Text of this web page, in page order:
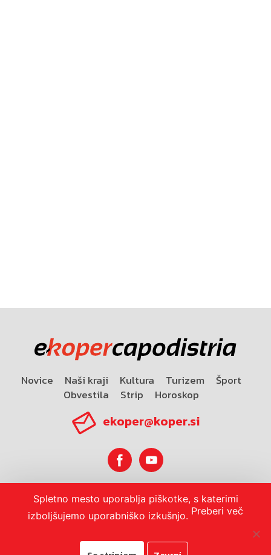
Novice Naši kraji Kultura Turizem
Šport
Obvestila
Strip Horoskop
ekoper@koper.si
Horoskop
Spletno mesto uporablja piškotke, s katerimi
izboljšujemo uporabniško izkušnjo. Preberi več